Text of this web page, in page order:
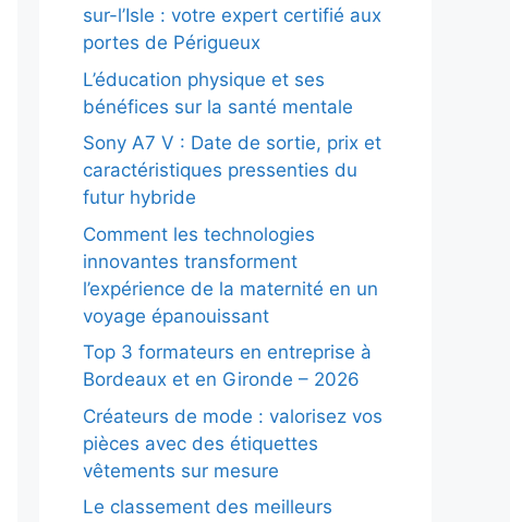
sur-l’Isle : votre expert certifié aux
portes de Périgueux
L’éducation physique et ses
bénéfices sur la santé mentale
Sony A7 V : Date de sortie, prix et
caractéristiques pressenties du
futur hybride
Comment les technologies
innovantes transforment
l’expérience de la maternité en un
voyage épanouissant
Top 3 formateurs en entreprise à
Bordeaux et en Gironde – 2026
Créateurs de mode : valorisez vos
pièces avec des étiquettes
vêtements sur mesure
Le classement des meilleurs